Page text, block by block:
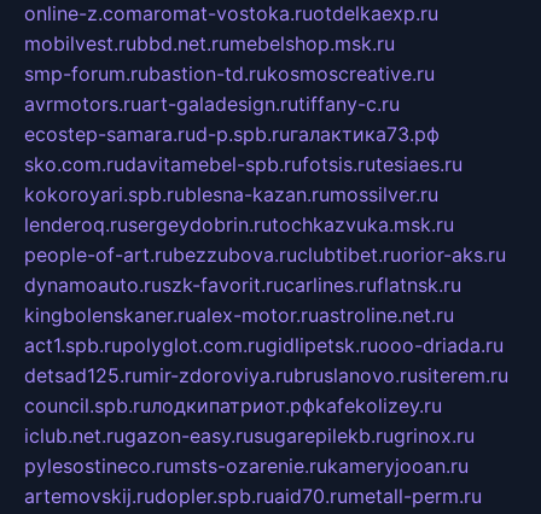
online-z.comaromat-vostoka.ruotdelkaexp.ru
mobilvest.rubbd.net.rumebelshop.msk.ru
smp-forum.rubastion-td.rukosmoscreative.ru
avrmotors.ruart-galadesign.rutiffany-c.ru
ecostep-samara.rud-p.spb.ruгалактика73.рф
sko.com.rudavitamebel-spb.rufotsis.rutesiaes.ru
kokoroyari.spb.rublesna-kazan.rumossilver.ru
lenderoq.rusergeydobrin.rutochkazvuka.msk.ru
people-of-art.rubezzubova.ruclubtibet.ruorior-aks.ru
dynamoauto.ruszk-favorit.rucarlines.ruflatnsk.ru
kingbolenskaner.rualex-motor.ruastroline.net.ru
act1.spb.rupolyglot.com.rugidlipetsk.ruooo-driada.ru
detsad125.rumir-zdoroviya.rubruslanovo.rusiterem.ru
council.spb.ruлодкипатриот.рфkafekolizey.ru
iclub.net.rugazon-easy.rusugarepilekb.rugrinox.ru
pylesostineco.rumsts-ozarenie.rukameryjooan.ru
artemovskij.rudopler.spb.ruaid70.rumetall-perm.ru